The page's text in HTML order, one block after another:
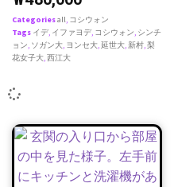
Categoriesall, コシウォン
Tags イデ, イファヨデ, コシウォン, シンチ
ョン, ソガン大, ヨンセ大,延世大,新村,梨
花女子大,西江大